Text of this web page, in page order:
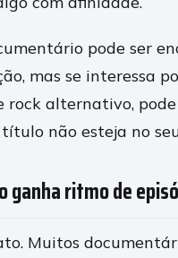
pode ser
mas se interessa
rock alternativo,
não esteja no
ganha ritmo de
Muitos